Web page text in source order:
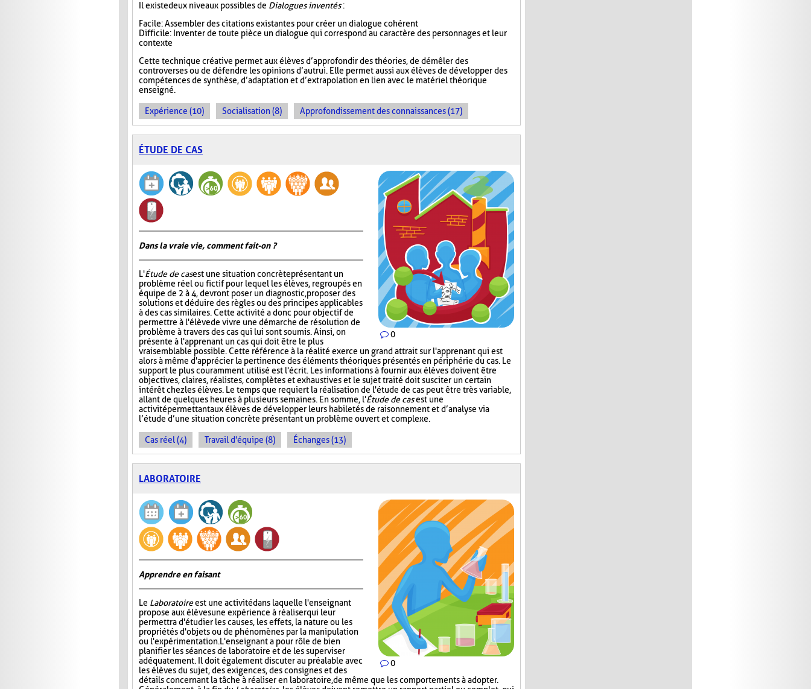
Il existe deux niveaux possibles de Dialogues inventés:
Facile : Assembler des citations existantes pour créer un dialogue cohérent
Difficile : Inventer de toute pièce un dialogue qui correspond au caractère des personnages et leur
contexte
Cette technique créative permet aux élèves d’approfondir des théories, de démêler des
controverses ou de défendre les opinions d’autrui. Elle permet aussi aux élèves de développer des
compétences de synthèse, d’adaptation et d’extrapolation en lien avec le matériel théorique
enseigné.
Expérience (10) Socialisation (8) Approfondissement des connaissances (17)
ÉTUDE DE CAS
0
Dans la vraie vie, comment fait-on ?
L'Étude de casest une situation concrète présentant un
problème réel ou fictif pour lequel les élèves, regroupés en
équipe de 2 à 4, devront poser un diagnostic, proposer des
solutions et déduire des règles ou des principes applicables
à des cas similaires. Cette activité a donc pour objectif de
permettre à l'élève de vivre une démarche de résolution de
problème à travers des cas qui lui sont soumis. Ainsi, on
présente à l'apprenant un cas qui doit être le plus
vraisemblable possible. Cette référence à la réalité exerce un grand attrait sur l'apprenant qui est
alors à même d'apprécier la pertinence des éléments théoriques présentés en périphérie du cas. Le
support le plus couramment utilisé est l'écrit. Les informations à fournir aux élèves doivent être
objectives, claires, réalistes, complètes et exhaustives et le sujet traité doit susciter un certain
intérêt chez les élèves. Le temps que requiert la réalisation de l'étude de cas peut être très variable,
allant de quelques heures à plusieurs semaines. En somme, l'Étude de casest une
activité permettant aux élèves de développer leurs habiletés de raisonnement et d’analyse via
l’étude d’une situation concrète présentant un problème ouvert et complexe.
Cas réel (4) Travail d'équipe (8) Échanges (13)
LABORATOIRE
0
Apprendre en faisant
Le Laboratoireest une activité dans laquelle l'enseignant
propose aux élèves une expérience à réaliser qui leur
permettra d'étudier les causes, les effets, la nature ou les
propriétés d'objets ou de phénomènes par la manipulation
ou l'expérimentation. L'enseignant a pour rôle de bien
planifier les séances de laboratoire et de les superviser
adéquatement. Il doit également discuter au préalable avec
les élèves du sujet, des exigences, des consignes et des
détails concernant la tâche à réaliser en laboratoire, de même que les comportements à adopter.